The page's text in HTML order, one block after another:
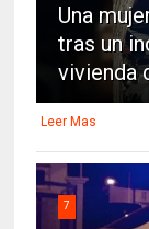
Una
tras un
vivienda
Leer Mas
7